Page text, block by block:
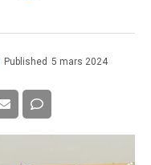
Published 5 mars 2024